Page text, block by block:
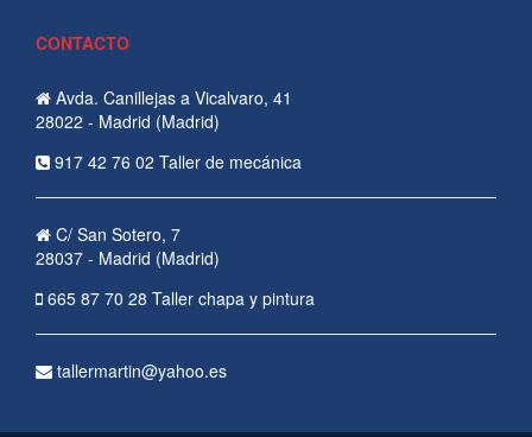
CONTACTO
Avda. Canillejas a Vicalvaro, 41
28022 - Madrid (Madrid)
917 42 76 02 Taller de mecánica
C/ San Sotero, 7
28037 - Madrid (Madrid)
665 87 70 28 Taller chapa y pintura
tallermartin@yahoo.es